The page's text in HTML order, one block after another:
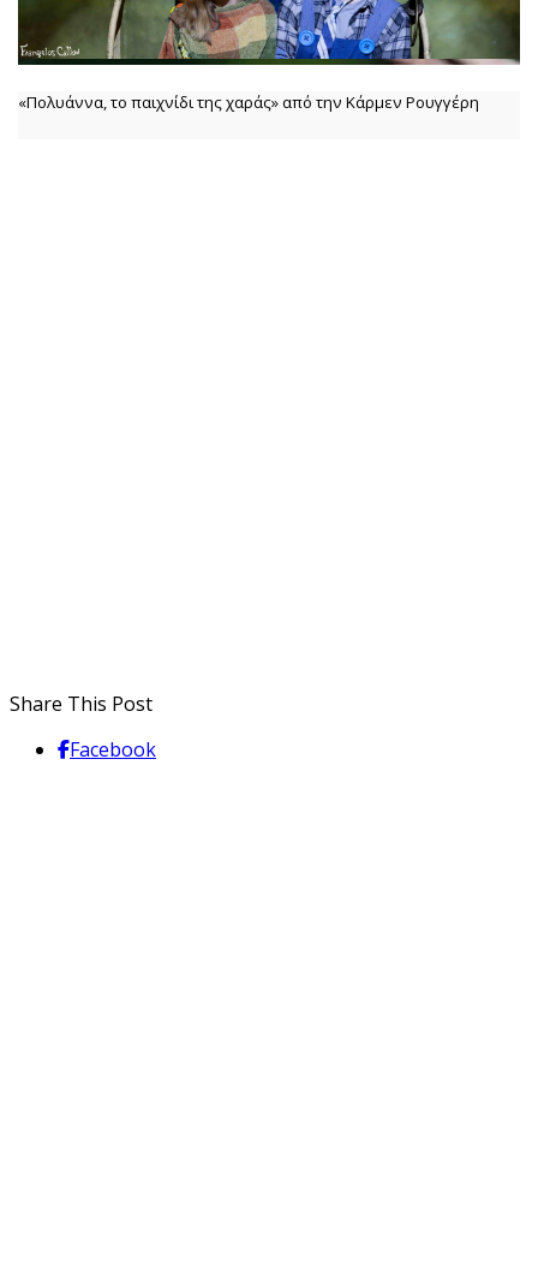
«Πολυάννα, το παιχνίδι της χαράς» από την Κάρμεν Ρουγγέρη
Share This Post
Facebook